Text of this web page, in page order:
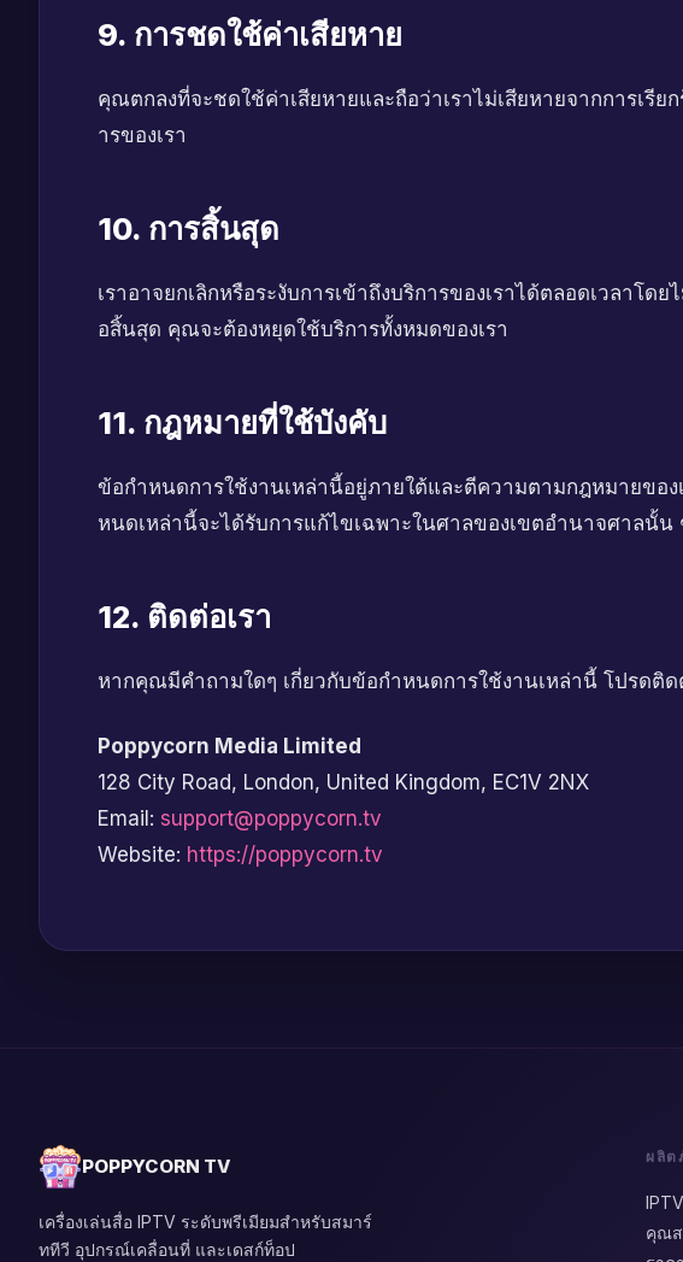
9. การชดใช้ค่าเสียหาย
คุณตกลงที่จะชดใช้ค่าเสียหายและถือว่าเราไม่เสียหายจากการเรี
ารของเรา
10. การสิ้นสุด
เราอาจยกเลิกหรือระงับการเข้าถึงบริการของเราได้ตลอดเวลา
อสิ้นสุด คุณจะต้องหยุดใช้บริการทั้งหมดของเรา
11. กฎหมายที่ใช้บังคับ
ข้อกำหนดการใช้งานเหล่านี้อยู่ภายใต้และตีความตามกฎหมายขอ
หนดเหล่านี้จะได้รับการแก้ไขเฉพาะในศาลของเขตอำนาจศาลนั้น
12. ติดต่อเรา
หากคุณมีคำถามใดๆ เกี่ยวกับข้อกำหนดการใช้งานเหล่านี้ โปรดติด
Poppycorn Media Limited
128 City Road, London, United Kingdom, EC1V 2NX
Email: support@poppycorn.tv
Website: https://poppycorn.tv
POPPYCORN TV
เครื่องเล่นสื่อ IPTV ระดับพรีเมียมสำหรับสมาร์
ททีวี อุปกรณ์เคลื่อนที่ และเดสก์ท็อป
ผลิ
คุณ